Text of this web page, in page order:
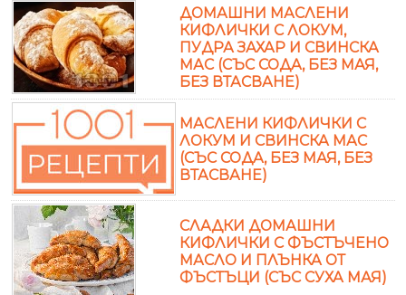
ДОМАШНИ МАСЛЕНИ
КИФЛИЧКИ С ЛОКУМ,
ПУДРА ЗАХАР И СВИНСКА
МАС (СЪС СОДА, БЕЗ МАЯ,
БЕЗ ВТАСВАНЕ)
МАСЛЕНИ КИФЛИЧКИ С
ЛОКУМ И СВИНСКА МАС
(СЪС СОДА, БЕЗ МАЯ, БЕЗ
ВТАСВАНЕ)
СЛАДКИ ДОМАШНИ
КИФЛИЧКИ С ФЪСТЪЧЕНО
МАСЛО И ПЛЪНКА ОТ
ФЪСТЪЦИ (СЪС СУХА МАЯ)